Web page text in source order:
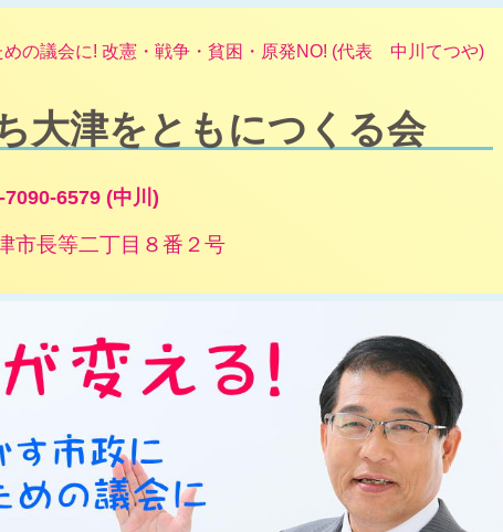
大津をともにつくる会
の議会に! 改憲・戦争・貧困・原発NO! (代表 中川てつや)
6579 (中川)
長等二丁目８番２号